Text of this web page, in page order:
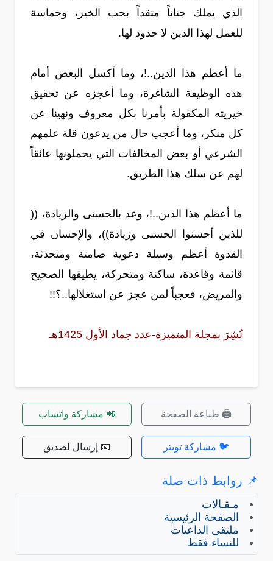
الذي يملك جناناً متقداً بحب الخير، وحماسة
للعمل لهذا الدين لا حدود لها.
ما أعظم هذا الدين..!، وما أكسل البعض أمام
هذه الوظيفة الشاغرة، وما أعجزه عن تحقيق
خيريته المكفولة بأمرنا بكل معروف ونهينا عن
كل منكر، وما أعجب حال من يدعون قلة علمهم
الشرعي أو بعض المخالفات التي يحملونها عائقاً
لهم عن سلك هذا الطريق.
ما أعظم هذا الدين..!، وعد بالحسنى والزيادة، ((
للذين أحسنوا الحسنى وزيادة))، والإحسان في
القدوة أعظم وسيلة دعوية صامتة ومتحدثة،
قائمة وقاعدة، ساكنة ومتحركة، يطيقها الصحيح
والمريض، فعجباً لمن عجز عن استغلالها..؟!!
نُشِرَ بمجلة المتميزة-عدد جماد الأول 1425هـ
🖨️ طباعة الصفحة 📲 مشاركة واتساب
🐦 مشاركة تويتر 📧 إرسال لصديق
📌 روابط ذات صلة
مـقـالات
الصفحة الرئيسية
ملتقى الداعيات
للنساء فقط